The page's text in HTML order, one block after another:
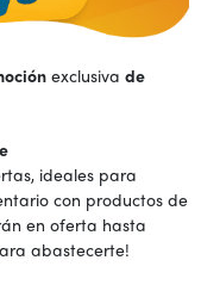
exclusiva de
ideales para
con productos de
en oferta hasta
abastecerte!